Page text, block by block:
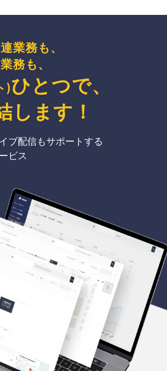
業務も、
務も、
)ひとつで、
します ！
ブ配信もサポートする
ビス